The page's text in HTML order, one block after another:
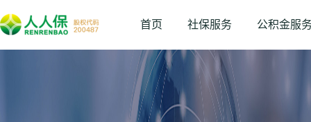
首页 社保服务 公积金服